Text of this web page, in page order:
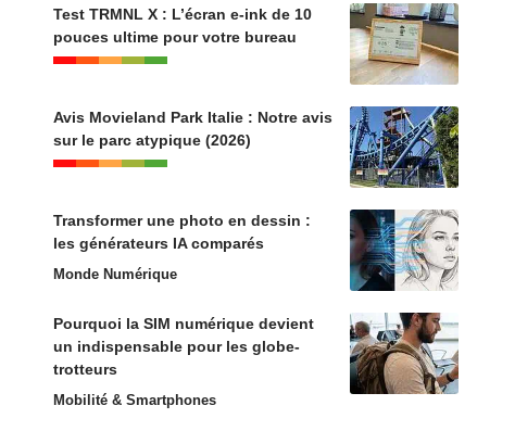
Test TRMNL X : L’écran e-ink de 10
pouces ultime pour votre bureau
Avis Movieland Park Italie : Notre avis
sur le parc atypique (2026)
Transformer une photo en dessin :
les générateurs IA comparés
Monde Numérique
Pourquoi la SIM numérique devient
un indispensable pour les globe-
trotteurs
Mobilité & Smartphones